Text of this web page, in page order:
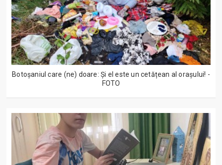
Botoșaniul care (ne) doare: Și el este un cetățean al orașului! -
FOTO